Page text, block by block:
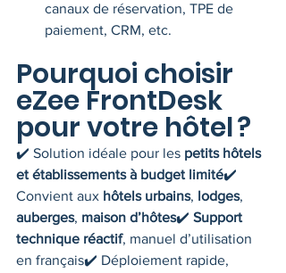
canaux de réservation, TPE de
paiement, CRM, etc.
Pourquoi choisir
eZee FrontDesk
pour votre hôtel ?
✔️ Solution idéale pour les petits hôtels
et établissements à budget limité✔️
Convient aux hôtels urbains, lodges,
auberges, maison d’hôtes✔️ Support
technique réactif, manuel d’utilisation
en français✔️ Déploiement rapide,